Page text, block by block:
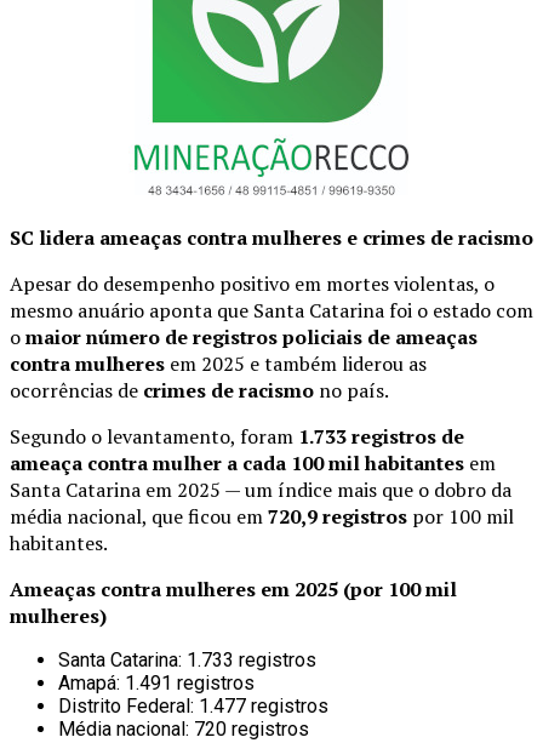
SC lidera ameaças contra mulheres e crimes de racismo
Apesar do desempenho positivo em mortes violentas, o
mesmo anuário aponta que Santa Catarina foi o estado com
omaior número de registros policiais de ameaças
contra mulheres em 2025 e também liderou as
ocorrências de crimes de racismo no país.
Segundo o levantamento, foram 1.733 registros de
ameaça contra mulher a cada 100 mil habitantes em
Santa Catarina em 2025 — um índice mais que o dobro da
média nacional, que ficou em720,9 registros por 100 mil
habitantes.
Ameaças contra mulheres em 2025 (por 100 mil
mulheres)
Santa Catarina: 1.733 registros
Amapá: 1.491 registros
Distrito Federal: 1.477 registros
Média nacional: 720 registros